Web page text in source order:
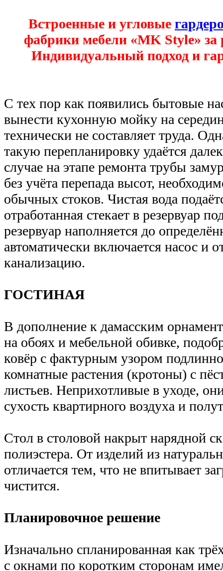
Встроенные и угловые
фабрики мебели «MK Style» за
Индивидуальный подход и
С тех пор как появились бытовые
вынести кухонную мойку на
технически не составляет труда.
такую перепланировку удаётся
случае на этапе ремонта трубы
без учёта перепада высот,
обычных стоков. Чистая вода
отработанная стекает в резервуар
резервуар наполняется до
автоматически включается насос и
канализацию.
ГОСТИНАЯ
В дополнение к дамасским
на обоях и мебельной обивке,
ковёр с фактурным узором
комнатные растения (кротоны) с
листьев. Неприхотливые в уходе,
сухость квартирного воздуха и
Стол в столовой накрыт нарядной
полиэстера. От изделий из
отличается тем, что не впитывает
чистится.
Планировочное решение
Изначально спланированная как
с окнами по коротким сторонам